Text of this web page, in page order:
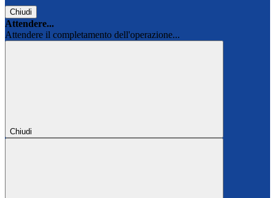
Chiudi
Attendere...
Attendere il completamento dell'operazione...
Chiudi